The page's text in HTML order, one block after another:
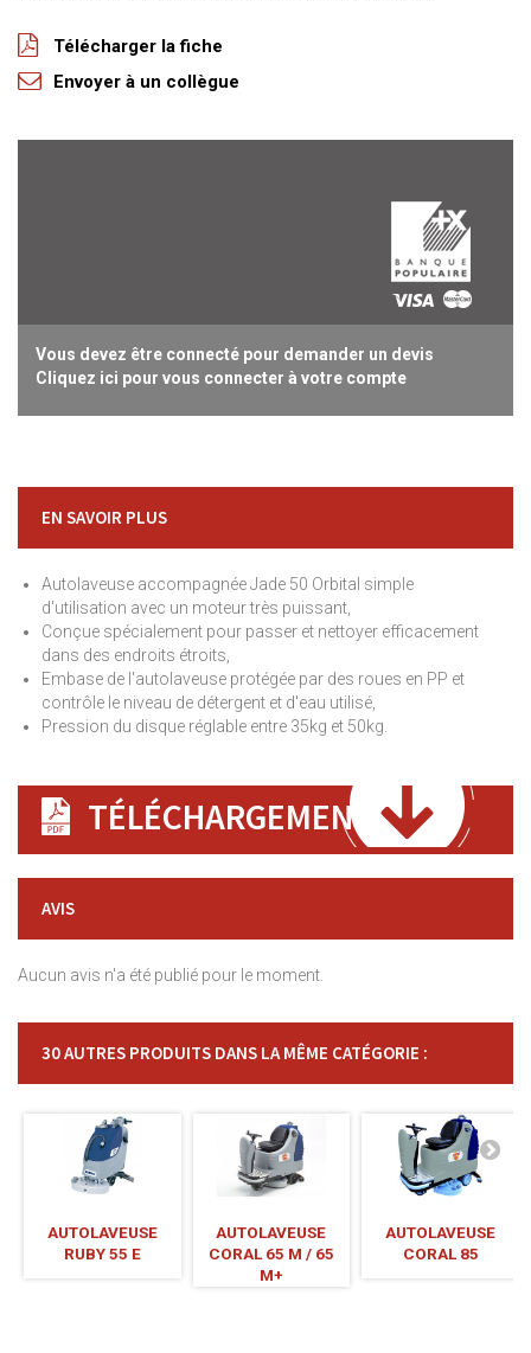
Télécharger la fiche
Envoyer à un collègue
Vous devez être connecté pour demander un devis
Cliquez ici pour vous connecter à votre compte
EN SAVOIR PLUS
Autolaveuse accompagnée Jade 50 Orbital simple
d'utilisation avec un moteur très puissant,
Conçue spécialement pour passer et nettoyer efficacement
dans des endroits étroits,
Embase de l'autolaveuse protégée par des roues en PP et
contrôle le niveau de détergent et d'eau utilisé,
Pression du disque réglable entre 35kg et 50kg.
TÉLÉCHARGEMENT
AVIS
Aucun avis n'a été publié pour le moment.
30 AUTRES PRODUITS DANS LA MÊME CATÉGORIE :
AUTOLAVEUSE
RUBY 55 E
AUTOLAVEUSE
CORAL 65 M / 65
M+
AUTOLAVEUSE
CORAL 85